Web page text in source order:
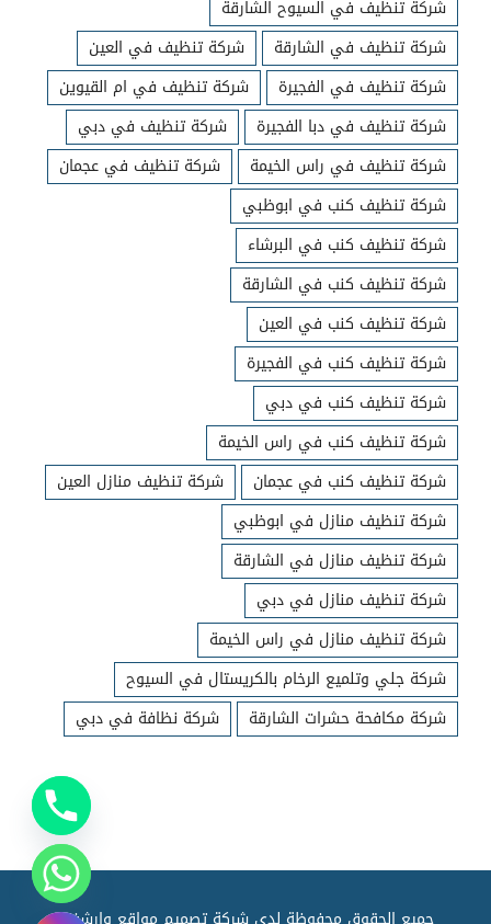
شركة تنظيف في السيوح الشارقة
شركة تنظيف في الشارقة
شركة تنظيف في العين
شركة تنظيف في الفجيرة
شركة تنظيف في ام القيوين
شركة تنظيف في دبا الفجيرة
شركة تنظيف في دبي
شركة تنظيف في راس الخيمة
شركة تنظيف في عجمان
شركة تنظيف كنب في ابوظبي
شركة تنظيف كنب في البرشاء
شركة تنظيف كنب في الشارقة
شركة تنظيف كنب في العين
شركة تنظيف كنب في الفجيرة
شركة تنظيف كنب في دبي
شركة تنظيف كنب في راس الخيمة
شركة تنظيف كنب في عجمان
شركة تنظيف منازل العين
شركة تنظيف منازل في ابوظبي
شركة تنظيف منازل في الشارقة
شركة تنظيف منازل في دبي
شركة تنظيف منازل في راس الخيمة
شركة جلي وتلميع الرخام بالكريستال في السيوح
شركة مكافحة حشرات الشارقة
شركة نظافة في دبي